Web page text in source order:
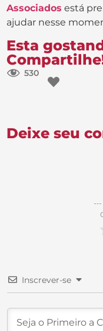
Associados está
ajudar nesse
Esta
530
Deixe seu
Inscrever-se